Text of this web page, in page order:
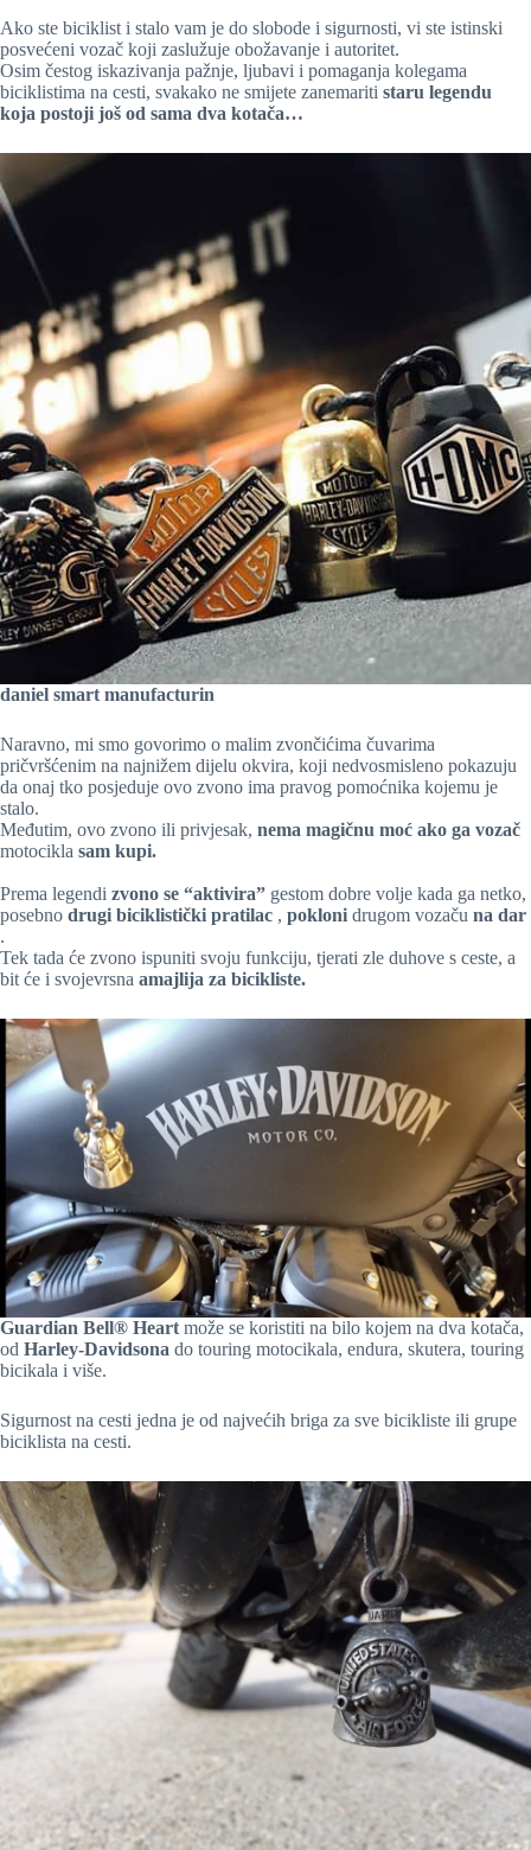
Ako ste biciklist i stalo vam je do slobode i sigurnosti, vi ste istinski
posvećeni vozač koji zaslužuje obožavanje i autoritet.
Osim čestog iskazivanja pažnje, ljubavi i pomaganja kolegama
biciklistima na cesti, svakako ne smijete zanemariti staru legendu
koja postoji još od sama dva kotača…
daniel smart manufacturin
Naravno, mi smo govorimo o malim zvončićima čuvarima
pričvršćenim na najnižem dijelu okvira, koji nedvosmisleno pokazuju
da onaj tko posjeduje ovo zvono ima pravog pomoćnika kojemu je
stalo.
Međutim, ovo zvono ili privjesak, nema magičnu moć ako ga vozač
motocikla sam kupi.
Prema legendi zvono se “aktivira” gestom dobre volje kada ga netko,
posebno drugi biciklistički pratilac , pokloni drugom vozaču na dar
.
Tek tada će zvono ispuniti svoju funkciju, tjerati zle duhove s ceste, a
bit će i svojevrsna amajlija za bicikliste.
Guardian Bell® Heart može se koristiti na bilo kojem na dva kotača,
od Harley-Davidsona do touring motocikala, endura, skutera, touring
bicikala i više.
Sigurnost na cesti jedna je od najvećih briga za sve bicikliste ili grupe
biciklista na cesti.